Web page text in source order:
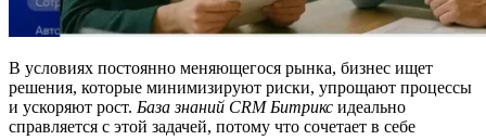
В условиях постоянно меняющегося рынка, бизнес ищет
решения, которые минимизируют риски, упрощают процессы
и ускоряют рост. База знаний CRM Битрикс идеально
справляется с этой задачей, потому что сочетает в себе